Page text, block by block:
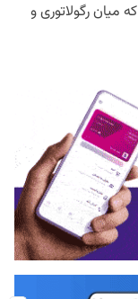
میان رگولاتوری و